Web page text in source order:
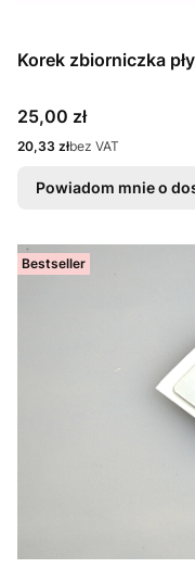
Korek zbiorniczka
Cena
25,00 zł
Cena
20,33 złbez VAT
Powiadom mnie o
Bestseller